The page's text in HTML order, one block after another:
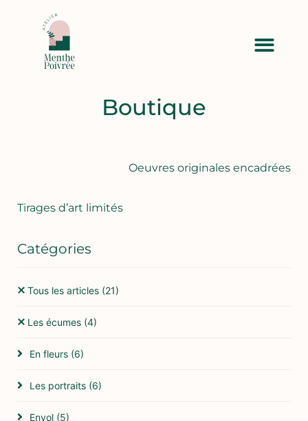
Boutique
Oeuvres originales encadrées
Tirages d’art limités
Catégories
Tous les articles (21)
Les écumes (4)
En fleurs (6)
Les portraits (6)
Envol (5)